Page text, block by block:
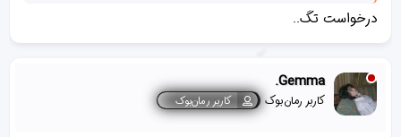
درخواست تگ..
.Gemma
کاربر رمان‌بوک کاربر رمان‌بوک